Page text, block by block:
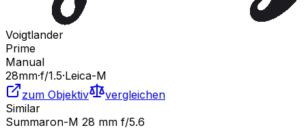
Voigtlander
Prime
Manual
28mm·f/1.5·Leica-M
zum Objektiv
vergleichen
Similar
Summaron-M 28 mm f/5.6